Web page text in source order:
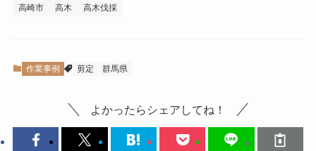
高崎市
高木 高木伐採
作業事例 剪定 群馬県
よかったらシェアしてね！